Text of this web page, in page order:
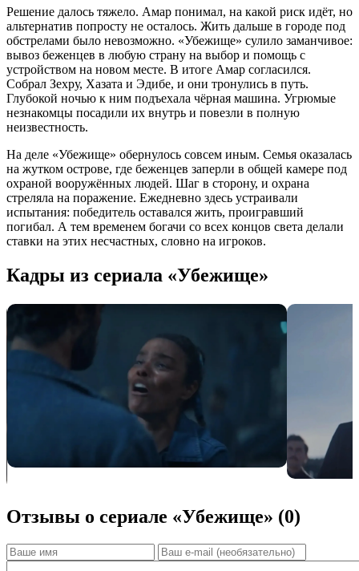
Решение далось тяжело. Амар понимал, на какой риск идёт, но
альтернатив попросту не осталось. Жить дальше в городе под
обстрелами было невозможно. «Убежище» сулило заманчивое:
вывоз беженцев в любую страну на выбор и помощь с
устройством на новом месте. В итоге Амар согласился.
Собрал Зехру, Хазата и Эдибе, и они тронулись в путь.
Глубокой ночью к ним подъехала чёрная машина. Угрюмые
незнакомцы посадили их внутрь и повезли в полную
неизвестность.
На деле «Убежище» обернулось совсем иным. Семья оказалась
на жутком острове, где беженцев заперли в общей камере под
охраной вооружённых людей. Шаг в сторону, и охрана
стреляла на поражение. Ежедневно здесь устраивали
испытания: победитель оставался жить, проигравший
погибал. А тем временем богачи со всех концов света делали
ставки на этих несчастных, словно на игроков.
Кадры из сериала «Убежище»
Отзывы о сериале «Убежище» (0)